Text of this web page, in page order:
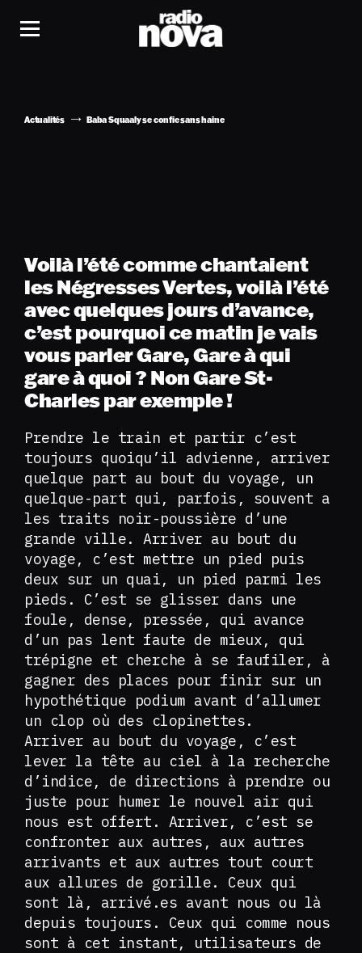
Actualités Baba Squaaly se confie sans haine
Voilà l’été comme chantaient
les Négresses Vertes, voilà l’été
avec quelques jours d’avance,
c’est pourquoi ce matin je vais
vous parler Gare, Gare à qui
gare à quoi ? Non Gare St-
Charles par exemple !
Prendre le train et partir c’est
toujours quoiqu’il advienne, arriver
quelque part au bout du voyage, un
quelque-part qui, parfois, souvent a
les traits noir-poussière d’une
grande ville. Arriver au bout du
voyage, c’est mettre un pied puis
deux sur un quai, un pied parmi les
pieds. C’est se glisser dans une
foule, dense, pressée, qui avance
d’un pas lent faute de mieux, qui
trépigne et cherche à se faufiler, à
gagner des places pour finir sur un
hypothétique podium avant d’allumer
un clop où des clopinettes.
Arriver au bout du voyage, c’est
lever la tête au ciel à la recherche
d’indice, de directions à prendre ou
juste pour humer le nouvel air qui
nous est offert. Arriver, c’est se
confronter aux autres, aux autres
arrivants et aux autres tout court
aux allures de gorille. Ceux qui
sont là, arrivé.es avant nous ou là
depuis toujours. Ceux qui comme nous
sont à cet instant, utilisateurs de